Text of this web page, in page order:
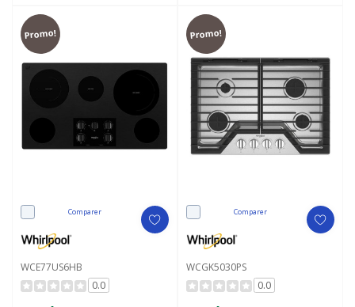
Promo!
Comparer
WCE77US6HB
0.0
Promo!
Comparer
WCGK5030PS
0.0